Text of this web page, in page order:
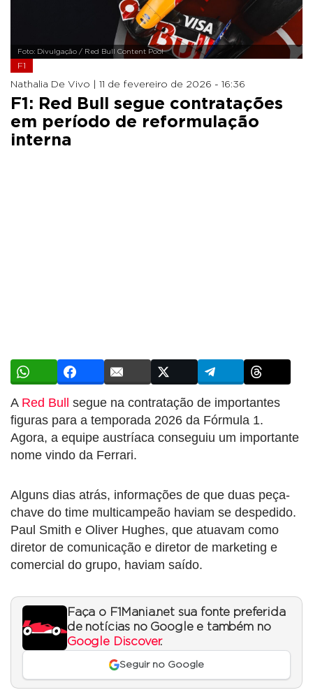
Foto: Divulgação / Red Bull Content Pool
F1
Nathalia De Vivo | 11 de fevereiro de 2026 - 16:36
F1: Red Bull segue contratações
em período de reformulação
interna
A Red Bull segue na contratação de importantes
figuras para a temporada 2026 da Fórmula 1.
Agora, a equipe austríaca conseguiu um importante
nome vindo da Ferrari.
Alguns dias atrás, informações de que duas peça-
chave do time multicampeão haviam se despedido.
Paul Smith e Oliver Hughes, que atuavam como
diretor de comunicação e diretor de marketing e
comercial do grupo, haviam saído.
Faça o F1Mania.net sua fonte preferida
de notícias no Google e também no
Google Discover.
Seguir no Google